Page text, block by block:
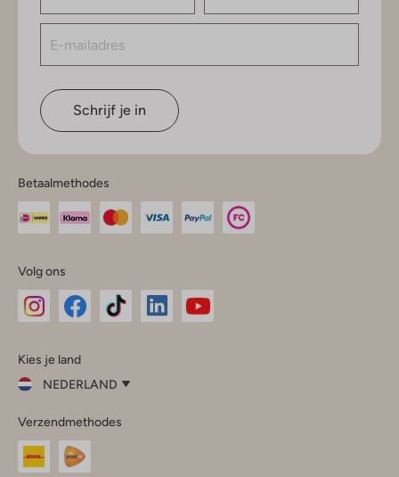
Schrijf je in
Betaalmethodes
Volg ons
InstagramFacebook
Kies je land
NEDERLAND
je
land
Nederland
Verzendmethodes